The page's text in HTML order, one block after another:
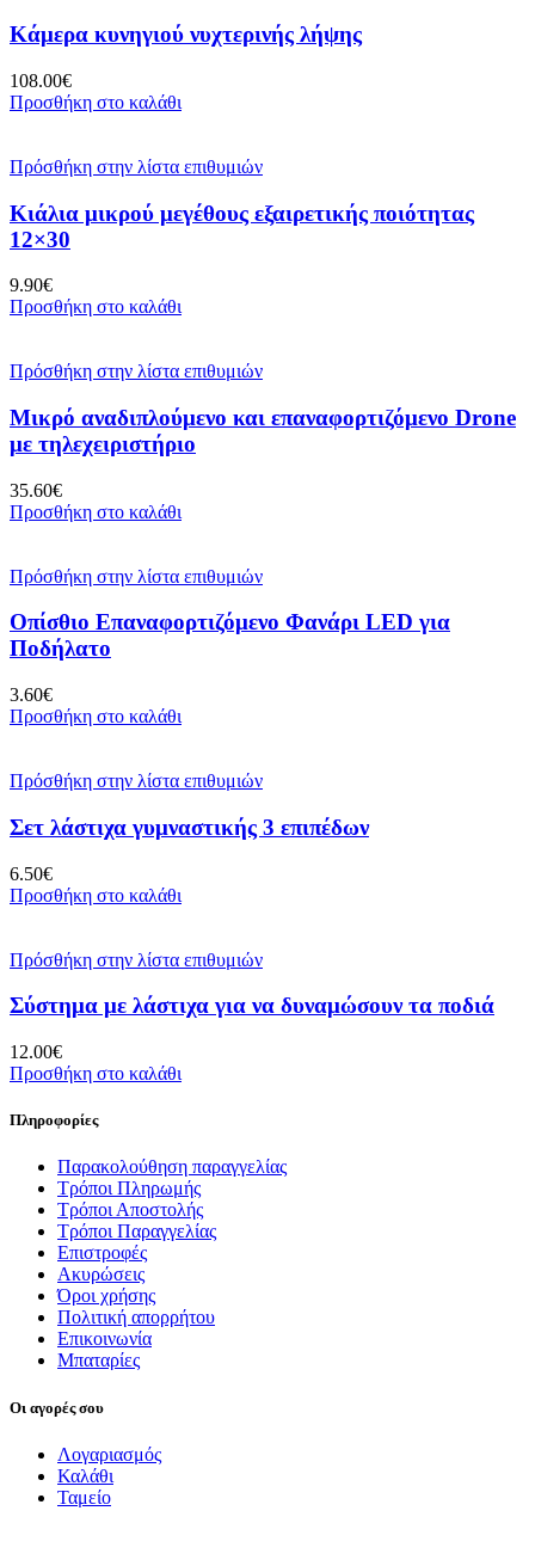
Κάμερα κυνηγιού νυχτερινής λήψης
108.00€
Προσθήκη στο καλάθι
Πρόσθήκη στην λίστα επιθυμιών
Κιάλια μικρού μεγέθους εξαιρετικής ποιότητας
12×30
9.90€
Προσθήκη στο καλάθι
Πρόσθήκη στην λίστα επιθυμιών
Μικρό αναδιπλούμενο και επαναφορτιζόμενο Drone
με τηλεχειριστήριο
35.60€
Προσθήκη στο καλάθι
Πρόσθήκη στην λίστα επιθυμιών
Οπίσθιο Επαναφορτιζόμενο Φανάρι LED για
Ποδήλατο
3.60€
Προσθήκη στο καλάθι
Πρόσθήκη στην λίστα επιθυμιών
Σετ λάστιχα γυμναστικής 3 επιπέδων
6.50€
Προσθήκη στο καλάθι
Πρόσθήκη στην λίστα επιθυμιών
Σύστημα με λάστιχα για να δυναμώσουν τα ποδιά
12.00€
Προσθήκη στο καλάθι
Πληροφορίες
Παρακολούθηση παραγγελίας
Τρόποι Πληρωμής
Τρόποι Αποστολής
Τρόποι Παραγγελίας
Επιστροφές
Ακυρώσεις
Όροι χρήσης
Πολιτική απορρήτου
Επικοινωνία
Μπαταρίες
Οι αγορές σου
Λογαριασμός
Καλάθι
Ταμείο